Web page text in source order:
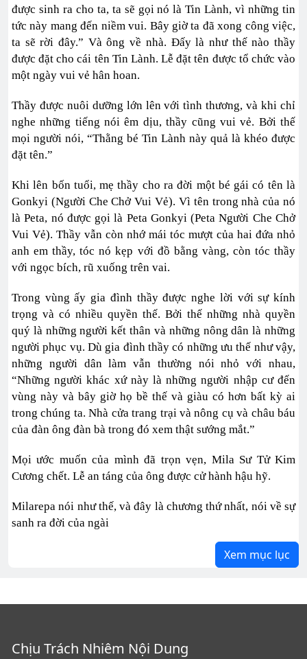
được sinh ra cho ta, ta sẽ gọi nó là Tin Lành, vì những tin
tức này mang đến niềm vui. Bây giờ ta đã xong công việc,
ta sẽ rời đây.” Và ông về nhà. Đấy là như thế nào thầy
được đặt cho cái tên Tin Lành. Lễ đặt tên được tổ chức vào
một ngày vui vẻ hân hoan.
Thầy được nuôi dưỡng lớn lên với tình thương, và khi chỉ
nghe những tiếng nói êm dịu, thầy cũng vui vẻ. Bởi thế
mọi người nói, “Thằng bé Tin Lành này quả là khéo được
đặt tên.”
Khi lên bốn tuổi, mẹ thầy cho ra đời một bé gái có tên là
Gonkyi (Người Che Chở Vui Vẻ). Vì tên trong nhà của nó
là Peta, nó được gọi là Peta Gonkyi (Peta Người Che Chở
Vui Vẻ). Thầy vẫn còn nhớ mái tóc mượt của hai đứa nhỏ
anh em thầy, tóc nó kẹp với đồ bằng vàng, còn tóc thầy
với ngọc bích, rũ xuống trên vai.
Trong vùng ấy gia đình thầy được nghe lời với sự kính
trọng và có nhiều quyền thế. Bởi thế những nhà quyền
quý là những người kết thân và những nông dân là những
người phục vụ. Dù gia đình thầy có những ưu thế như vậy,
những người dân làm vẫn thường nói nhỏ với nhau,
“Những người khác xứ này là những người nhập cư đến
vùng này và bây giờ họ bề thế và giàu có hơn bất kỳ ai
trong chúng ta. Nhà cửa trang trại và nông cụ và châu báu
của đàn ông đàn bà trong đó xem thật sướng mắt.”
Mọi ước muốn của mình đã trọn vẹn, Mila Sư Tử Kim
Cương chết. Lễ an táng của ông được cử hành hậu hỹ.
Milarepa nói như thế, và đây là chương thứ nhất, nói về sự
sanh ra đời của ngài
Xem mục lục
Chịu Trách Nhiêm Nội Dung